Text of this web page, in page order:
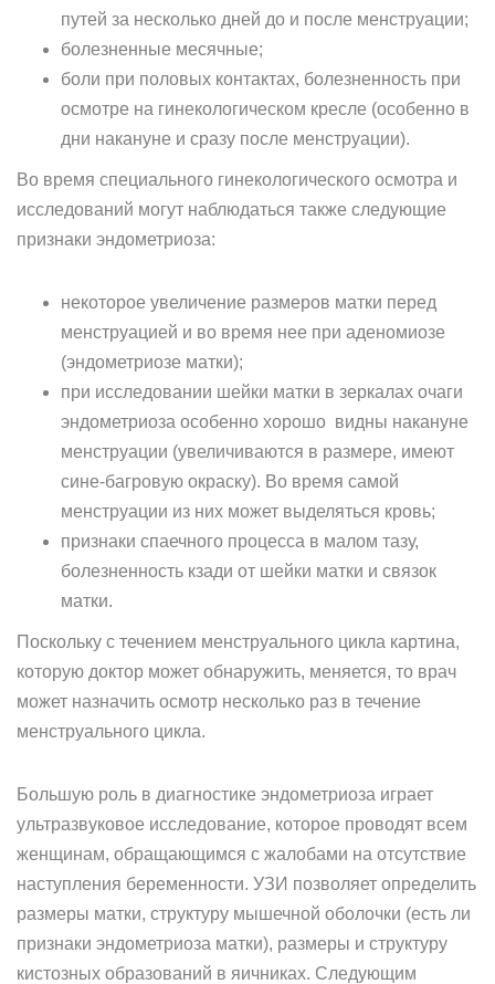
путей за несколько дней до и после менструации;
болезненные месячные;
боли при половых контактах, болезненность при
осмотре на гинекологическом кресле (особенно в
дни накануне и сразу после менструации).
Во время специального гинекологического осмотра и
исследований могут наблюдаться также следующие
признаки эндометриоза:
некоторое увеличение размеров матки перед
менструацией и во время нее при аденомиозе
(эндометриозе матки);
при исследовании шейки матки в зеркалах очаги
эндометриоза особенно хорошо видны накануне
менструации (увеличиваются в размере, имеют
сине-багровую окраску). Во время самой
менструации из них может выделяться кровь;
признаки спаечного процесса в малом тазу,
болезненность кзади от шейки матки и связок
матки.
Поскольку с течением менструального цикла картина,
которую доктор может обнаружить, меняется, то врач
может назначить осмотр несколько раз в течение
менструального цикла.
Большую роль в диагностике эндометриоза играет
ультразвуковое исследование, которое проводят всем
женщинам, обращающимся с жалобами на отсутствие
наступления беременности. УЗИ позволяет определить
размеры матки, структуру мышечной оболочки (есть ли
признаки эндометриоза матки), размеры и структуру
кистозных образований в яичниках. Следующим